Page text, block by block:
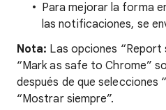
Para mejorar la forma
las notificaciones, se
Nota: Las opciones
“Mark as safe to Chrome”
después de que selecciones
“Mostrar siempre”.